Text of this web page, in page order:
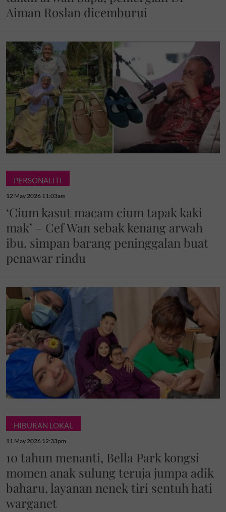
Aiman Roslan dicemburui
PERSONALITI
12 May 2026 11:03am
‘Cium kasut macam cium tapak kaki
mak’ – Cef Wan sebak kenang arwah
ibu, simpan barang peninggalan buat
penawar rindu
HIBURAN LOKAL
11 May 2026 12:33pm
10 tahun menanti, Bella Park kongsi
momen anak sulung teruja jumpa adik
baharu, layanan nenek tiri sentuh hati
warganet